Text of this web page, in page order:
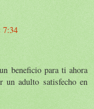
7:34
beneficio para ti ahora
un adulto satisfecho en